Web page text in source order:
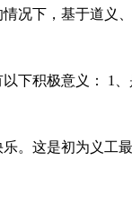
况下，基于道义
下积极意义： 1
。这是初为义工